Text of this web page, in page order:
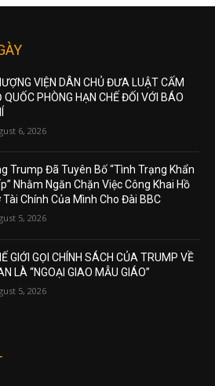
VIỆN DÂN CHỦ ĐƯA LUẬT CẤM
QUỐC PHÒNG HẠN CHẾ ĐỐI VỚI BÁO
6, 2026
Trump Đã Tuyên Bố “Tình Trạng Khẩn
Nhằm Ngăn Chặn Việc Công Khai Hồ
Tài Chính Của Mình Cho Đài BBC
5, 2026
GIỚI GỌI CHÍNH SÁCH CỦA TRUMP VỀ
LÀ “NGOẠI GIAO MẪU GIÁO”
5, 2026